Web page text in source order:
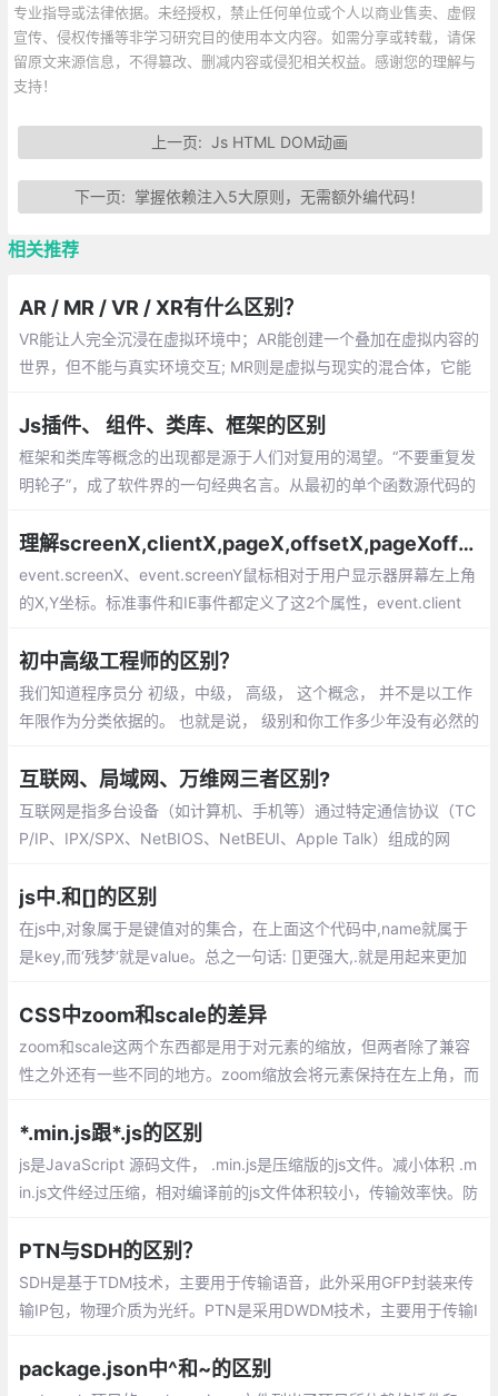
专业指导或法律依据。未经授权，禁止任何单位或个人以商业售卖、虚假
宣传、侵权传播等非学习研究目的使用本文内容。如需分享或转载，请保
留原文来源信息，不得篡改、删减内容或侵犯相关权益。感谢您的理解与
支持！
上一页:Js HTML DOM动画
下一页: 掌握依赖注入5大原则，无需额外编代码！
相关推荐
AR / MR / VR / XR有什么区别？
VR能让人完全沉浸在虚拟环境中；AR能创建一个叠加在虚拟内容的
世界，但不能与真实环境交互; MR则是虚拟与现实的混合体，它能
“现实”（AR，VR，MR）的术语。
Js插件、 组件、类库、框架的区别
框架和类库等概念的出现都是源于人们对复用的渴望。“不要重复发
明轮子”，成了软件界的一句经典名言。从最初的单个函数源代码的
理解screenX,clientX,pageX,offsetX,pageXoffset的区别
event.screenX、event.screenY鼠标相对于用户显示器屏幕左上角
的X,Y坐标。标准事件和IE事件都定义了这2个属性，event.client
初中高级工程师的区别？
我们知道程序员分 初级，中级， 高级， 这个概念， 并不是以工作
年限作为分类依据的。 也就是说， 级别和你工作多少年没有必然的
工程师， 工作短短两三年， 就跻身高级工程师的行列。
互联网、局域网、万维网三者区别?
互联网是指多台设备（如计算机、手机等）通过特定通信协议（TC
P/IP、IPX/SPX、NetBIOS、NetBEUI、Apple Talk）组成的网
般不大于10公里，而且通常只使用一种传输介质
js中.和[]的区别
在js中,对象属于是键值对的集合，在上面这个代码中,name就属于
是key,而‘残梦‘就是value。总之一句话: []更强大,.就是用起来更加
CSS中zoom和scale的差异
zoom和scale这两个东西都是用于对元素的缩放，但两者除了兼容
性之外还有一些不同的地方。zoom缩放会将元素保持在左上角，而
*.min.js跟*.js的区别
js是JavaScript 源码文件， .min.js是压缩版的js文件。减小体积 .m
in.js文件经过压缩，相对编译前的js文件体积较小，传输效率快。防
PTN与SDH的区别？
SDH是基于TDM技术，主要用于传输语音，此外采用GFP封装来传
输IP包，物理介质为光纤。PTN是采用DWDM技术，主要用于传输I
package.json中^和~的区别